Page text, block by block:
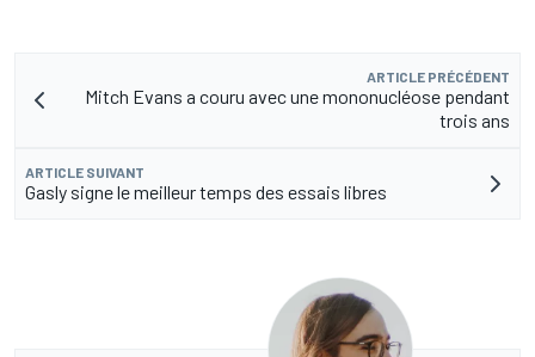
ARTICLE PRÉCÉDENT
Mitch Evans a couru avec une mononucléose pendant
trois ans
ARTICLE SUIVANT
Gasly signe le meilleur temps des essais libres